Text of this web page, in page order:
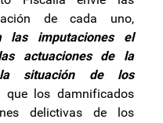
de cada uno,
las imputaciones el
actuaciones de la
situación de los
los damnificados
delictivas de los